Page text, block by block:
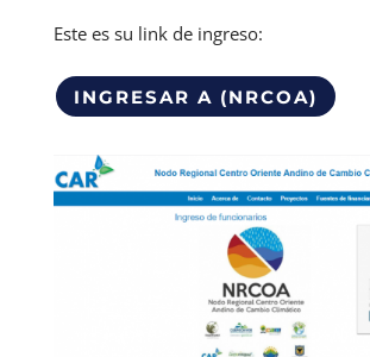
Este es su link de ingreso:
INGRESAR A (NRCOA)